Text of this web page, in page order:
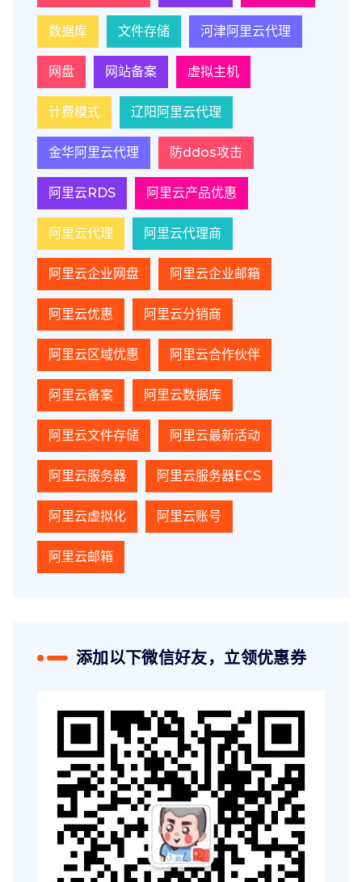
数据库 文件存储 河津阿里云代理
网盘 网站备案 虚拟主机
计费模式 辽阳阿里云代理
金华阿里云代理 防ddos攻击
阿里云RDS 阿里云产品优惠
阿里云代理 阿里云代理商
阿里云企业网盘 阿里云企业邮箱
阿里云优惠 阿里云分销商
阿里云区域优惠 阿里云合作伙伴
阿里云备案 阿里云数据库
阿里云文件存储 阿里云最新活动
阿里云服务器 阿里云服务器ECS
阿里云虚拟化 阿里云账号
阿里云邮箱
添加以下微信好友，立领优惠券